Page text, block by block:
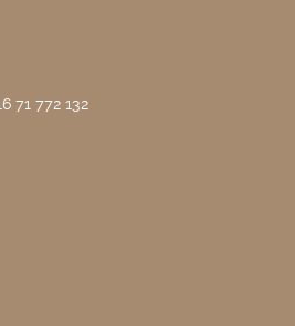
71 772 132